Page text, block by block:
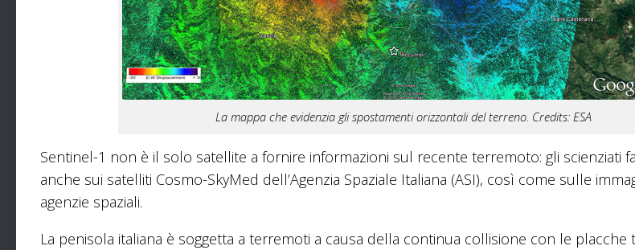
La mappa che evidenzia gli spostamenti orizzontali del terreno. Credits: ESA
Sentinel-1 non è il solo satellite a fornire informazioni sul recente terremoto: gli scienziati
anche sui satelliti Cosmo-SkyMed dell’Agenzia Spaziale Italiana (ASI), così come sulle
agenzie spaziali.
La penisola italiana è soggetta a terremoti a causa della continua collisione con le placche